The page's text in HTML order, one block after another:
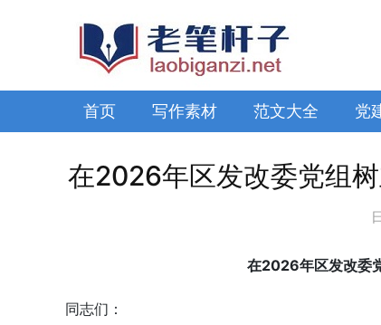
首页 写作素材 范文大全 党
在2026年区发改委党组
在2026年区发改委
同志们：